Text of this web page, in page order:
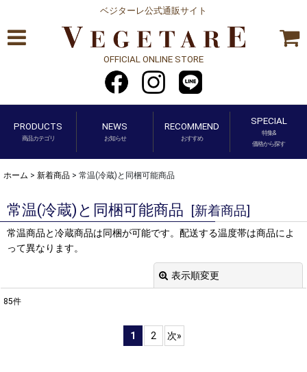
ベジターレ公式通販サイト
OFFICIAL ONLINE STORE
PRODUCTS
商品カテゴリ
NEWS
お知らせ
RECOMMEND
おすすめ
SPECIAL
特集&
価格から探す
ホーム > 新着商品 > 常温(冷蔵)と同梱可能商品
常温(冷蔵)と同梱可能商品 [新着商品]
常温商品と冷蔵商品は同梱が可能です。配送する温度帯は商品によ
って異なります。
表示順変更
85件
1 2 次»